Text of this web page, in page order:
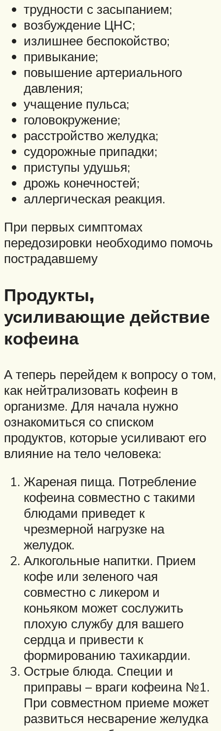
трудности с засыпанием;
возбуждение ЦНС;
излишнее беспокойство;
привыкание;
повышение артериального
давления;
учащение пульса;
головокружение;
расстройство желудка;
судорожные припадки;
приступы удушья;
дрожь конечностей;
аллергическая реакция.
При первых симптомах
передозировки необходимо помочь
пострадавшему
Продукты,
усиливающие действие
кофеина
А теперь перейдем к вопросу о том,
как нейтрализовать кофеин в
организме. Для начала нужно
ознакомиться со списком
продуктов, которые усиливают его
влияние на тело человека:
Жареная пища. Потребление
кофеина совместно с такими
блюдами приведет к
чрезмерной нагрузке на
желудок.
Алкогольные напитки. Прием
кофе или зеленого чая
совместно с ликером и
коньяком может сослужить
плохую службу для вашего
сердца и привести к
формированию тахикардии.
Острые блюда. Специи и
приправы – враги кофеина №1.
При совместном приеме может
развиться несварение желудка